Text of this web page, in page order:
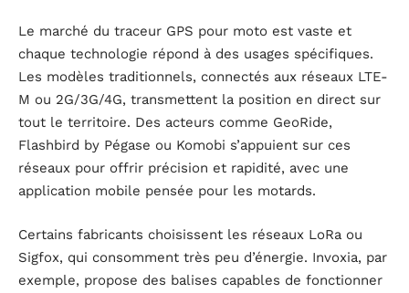
Le marché du traceur GPS pour moto est vaste et
chaque technologie répond à des usages spécifiques.
Les modèles traditionnels, connectés aux réseaux LTE-
M ou 2G/3G/4G, transmettent la position en direct sur
tout le territoire. Des acteurs comme GeoRide,
Flashbird by Pégase ou Komobi s’appuient sur ces
réseaux pour offrir précision et rapidité, avec une
application mobile pensée pour les motards.
Certains fabricants choisissent les réseaux LoRa ou
Sigfox, qui consomment très peu d’énergie. Invoxia, par
exemple, propose des balises capables de fonctionner